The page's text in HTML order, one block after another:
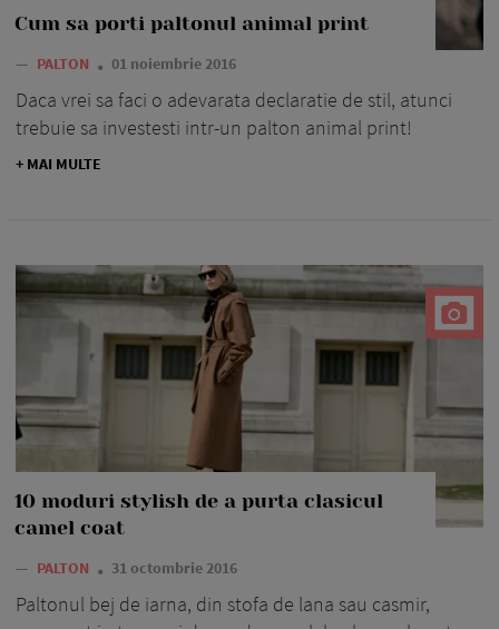
Cum sa porti paltonul animal print
— PALTON 01 noiembrie 2016
Daca vrei sa faci o adevarata declaratie de stil, atunci
trebuie sa investesti intr-un palton animal print!
+ MAI MULTE
10 moduri stylish de a purta clasicul
camel coat
— PALTON 31 octombrie 2016
Paltonul bej de iarna, din stofa de lana sau casmir,